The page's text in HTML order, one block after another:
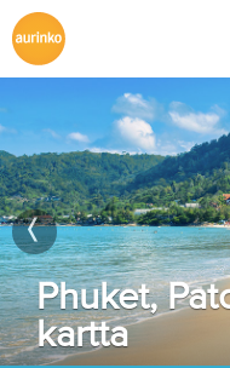
Phuket,
kartta